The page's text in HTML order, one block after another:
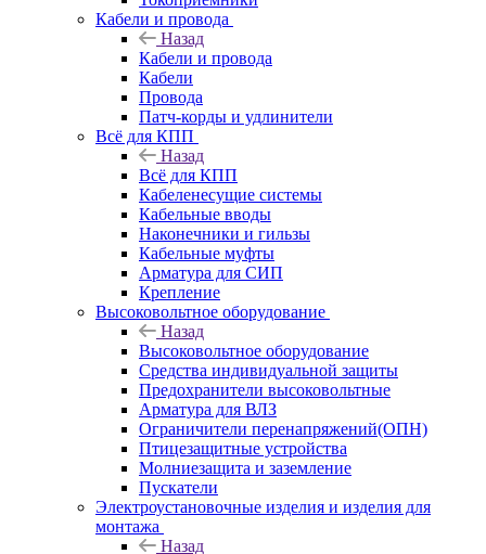
Кабели и провода
Назад
Кабели и провода
Кабели
Провода
Патч-корды и удлинители
Всё для КПП
Назад
Всё для КПП
Кабеленесущие системы
Кабельные вводы
Наконечники и гильзы
Кабельные муфты
Арматура для СИП
Крепление
Высоковольтное оборудование
Назад
Высоковольтное оборудование
Средства индивидуальной защиты
Предохранители высоковольтные
Арматура для ВЛЗ
Ограничители перенапряжений(ОПН)
Птицезащитные устройства
Молниезащита и заземление
Пускатели
Электроустановочные изделия и изделия для
монтажа
Назад